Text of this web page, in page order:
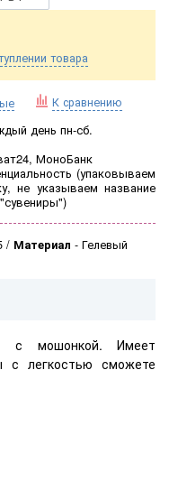
товара
К сравнению
день пн-сб.
МоноБанк
(упаковываем
не указываем название
Материал - Гелевый
с мошонкой. Имеет
легкостью сможете